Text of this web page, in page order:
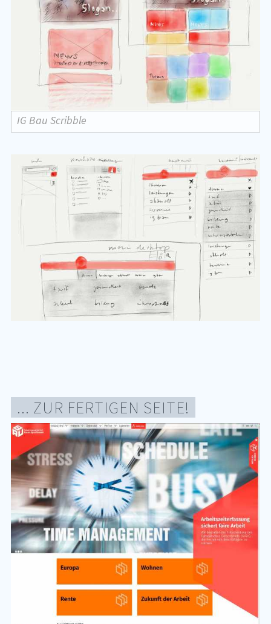
IG Bau Scribble
... ZUR FER­TI­GEN SEI­TE!